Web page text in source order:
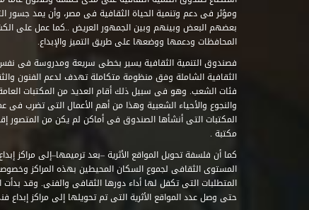
ومؤثر فى دعم وتنمية الحياة الثقافية فى مصر، وأن يمد جسور
بعضهم البعض وبينهم وبين الجمهور العريض ..كما عمل على
المحافظات ودعمها ووضعها على طريق التميز والإبداع.
فصندوق التنمية الثقافية يسير بخطى سريعة ومدروسة فى
الثقافية الشاملة وفق منظومة متكاملة تهدف لدعم الفنون
فئات الشعب. وهو فى سبيل ذلك أقام العديد من المكتبات
والنجوع والأحياء الشعبية وهذا من أهم الأعمال التى تضرب فى
مكتبة .
كما أن فلسفة تحويل المواقع الأثرية –بعد ترميمها–إلى مراكز
المستوى الثقافى لجموع السكان المحيطين بهذه المراكز
حتى وصل عدد المواقع الأثرية التى تم تحويلها إلى مراكز إبداع فنى